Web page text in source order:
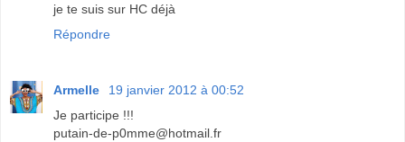
je te suis sur HC déjà
Répondre
Armelle
19 janvier 2012 à 00:52
Je participe !!!
putain-de-p0mme@hotmail.fr